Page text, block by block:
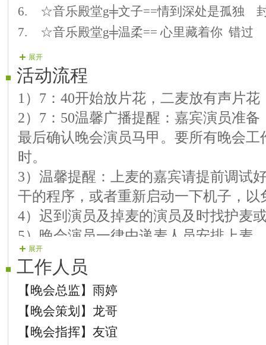
6. ゞ☆音乐殿堂g╪文子==情到深处是孤独
7. ゞ☆音乐殿堂g╪温柔==心里藏着你 错过
8. 黄勇
9.ゞ★音乐殿堂
10.
枫树林==再回到从前 成都
11.
黄勇 ==阳光会把你照耀 爱的足迹 蛊 不要
12. 小园== 结束舞 今夜无眠
展开
活动流程
1）7：40开始放片花，二麦放有声片
2）7：50温馨广播提醒：嘉宾演员准
最后确认晚会演员马甲。要所有晚会工
时。
3）温馨提醒：上麦的嘉宾请提前调试
干的程序，或者重新启动一下机子，
4）迟到演员及掉麦的演员及时找护麦
5）晚会演员一律由递麦人员安排上麦
目，不要说感谢之类的话。
6）晚会麦序走向演员上麦一首歌--特
7）主持人开场白.区长发言祝贺词！
8）开场舞。
9）主持人晚会结束，主办方 领导答谢
展开
工作人员
【晚会总监】雨婷
【晚会策划】龙哥
【晚会指挥】友谊